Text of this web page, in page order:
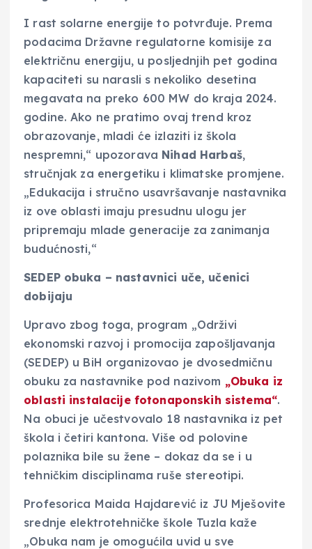
I rast solarne energije to potvrđuje. Prema
podacima Državne regulatorne komisije za
električnu energiju, u posljednjih pet godina
kapaciteti su narasli s nekoliko desetina
megavata na preko 600 MW do kraja 2024.
godine. Ako ne pratimo ovaj trend kroz
obrazovanje, mladi će izlaziti iz škola
nespremni,“ upozorava Nihad Harbaš,
stručnjak za energetiku i klimatske promjene.
„Edukacija i stručno usavršavanje nastavnika
iz ove oblasti imaju presudnu ulogu jer
pripremaju mlade generacije za zanimanja
budućnosti,“
SEDEP obuka – nastavnici uče, učenici
dobijaju
Upravo zbog toga, program „Održivi
ekonomski razvoj i promocija zapošljavanja
(SEDEP) u BiH organizovao je dvosedmičnu
obuku za nastavnike pod nazivom „Obuka iz
oblasti instalacije fotonaponskih sistema“.
Na obuci je učestvovalo 18 nastavnika iz pet
škola i četiri kantona. Više od polovine
polaznika bile su žene – dokaz da se i u
tehničkim disciplinama ruše stereotipi.
Profesorica Maida Hajdarević iz JU Mješovite
srednje elektrotehničke škole Tuzla kaže
„Obuka nam je omogućila uvid u sve